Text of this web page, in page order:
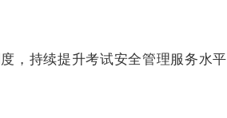
，持续提升考试安全管理服务水